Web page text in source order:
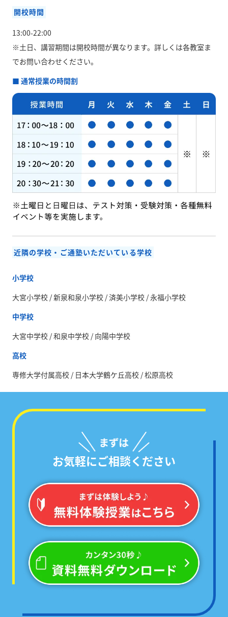
開校時間
13:00-22:00
※土日、講習期間は開校時間が異なります。 詳しくは各教室ま
でお問い合わせください。
■ 通常授業の時間割
近隣の学校・ご通塾いただいている学校
小学校
大宮小学校 / 新泉和泉小学校 / 済美小学校 / 永福小学校
中学校
大宮中学校 / 和泉中学校 / 向陽中学校
高校
専修大学付属高校 / 日本大学鶴ケ丘高校 / 松原高校
お気軽にご相談ください